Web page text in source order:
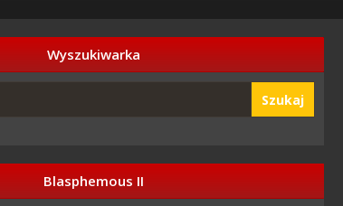
Wyszukiwarka
Szukaj
Blasphemous II